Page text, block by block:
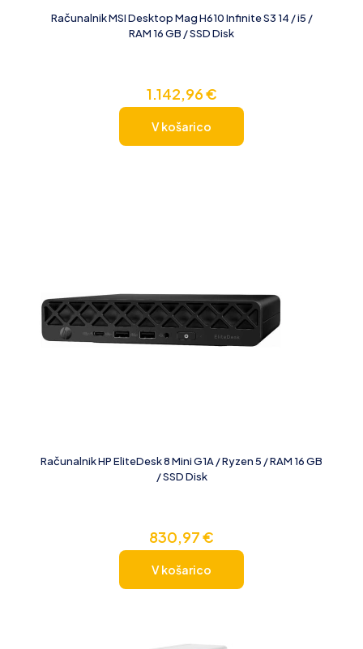
Računalnik MSI Desktop Mag H610 Infinite S3 14 / i5 /
RAM 16 GB / SSD Disk
1.142,96€
V košarico
Računalnik HP EliteDesk 8 Mini G1A / Ryzen 5 / RAM 16 GB
/ SSD Disk
830,97€
V košarico